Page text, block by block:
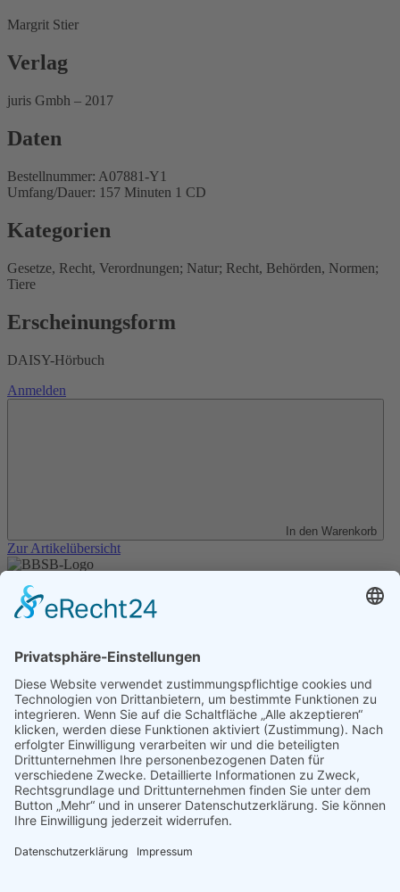
Margrit Stier
Verlag
juris Gmbh – 2017
Daten
Bestellnummer: A07881-Y1
Umfang/Dauer: 157 Minuten 1 CD
Kategorien
Gesetze, Recht, Verordnungen; Natur; Recht, Behörden, Normen;
Tiere
Erscheinungsform
DAISY-Hörbuch
Anmelden
In den Warenkorb
Zur Artikelübersicht
Unser Angebot
Shop
Datenschutz
Kontakt
Transparenzerklärung
BBSB-Inform: täglich aktualisierte Infos
für sehbehinderte und blinde Menschen
Anmeldung Newsletter BBSB-Inform
Unser Newsletter für Unterstützer